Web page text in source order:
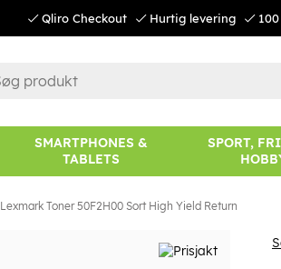
Qliro Checkout Hurtig levering 100
SMARTPHONES &
TABLETS
SPORT,
Lexmark Toner 50F2H00 Sort High Yield Return